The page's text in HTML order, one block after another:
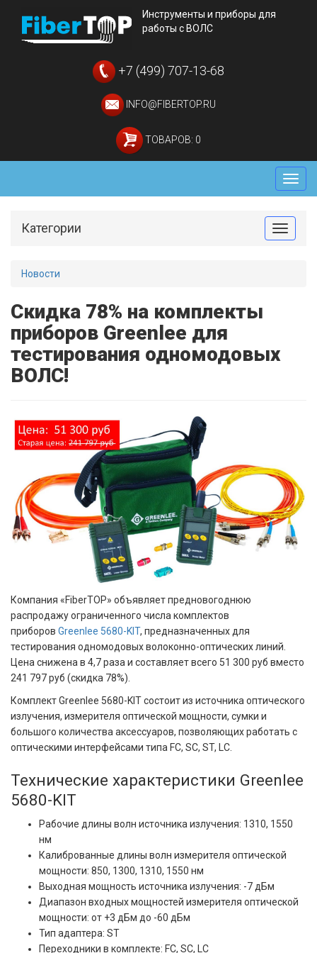
Инструменты и приборы для
работы с ВОЛС
+7 (499) 707-13-68
INFO@FIBERTOP.RU
ТОВАРОВ: 0
Меню
Toggle
Категории
Новости
Скидка 78% на комплекты
приборов Greenlee для
тестирования одномодовых
ВОЛС!
Компания «FiberTOP» объявляет предновогоднюю
распродажу ограниченного числа комплектов
приборов Greenlee 5680-KIT, предназначенных для
тестирования одномодовых волоконно-оптических линий.
Цена снижена в 4,7 раза и составляет всего 51 300 руб вместо
241 797 руб (скидка 78%).
Комплект Greenlee 5680-KIT состоит из источника оптического
излучения, измерителя оптической мощности, сумки и
большого количества аксессуаров, позволяющих работать с
оптическими интерфейсами типа FC, SC, ST, LC.
Технические характеристики Greenlee
5680-KIT
Рабочие длины волн источника излучения: 1310, 1550
нм
Калиброванные длины волн измерителя оптической
мощности: 850, 1300, 1310, 1550 нм
Выходная мощность источника излучения: -7 дБм
Диапазон входных мощностей измерителя оптической
мощности: от +3 дБм до -60 дБм
Тип адаптера: ST
Переходники в комплекте: FC, SC, LC